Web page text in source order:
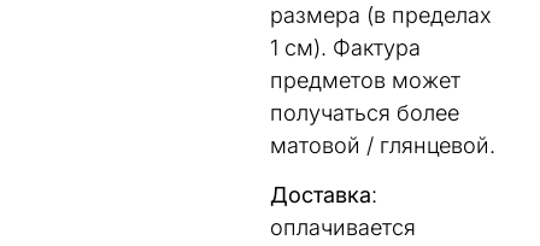
размера (в пределах
1 см). Фактура
предметов может
получаться более
матовой / глянцевой.
Доставка:
оплачивается